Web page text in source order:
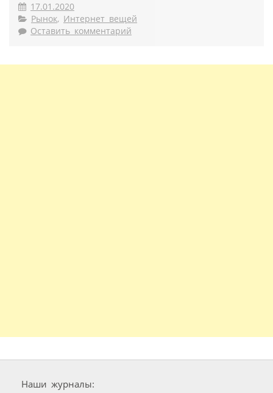
17.01.2020
Рынок, Интернет вещей
Оставить комментарий
Наши журналы: